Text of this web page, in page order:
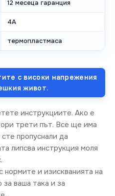
12 месеца гаранция
4A
термопластмаса
с високи напрежения
живот.
инструкциите. Ако е
трети път. Все ще има
пропуснали да
липсва инструкция моля
нормите и изискванията на
ваша така и за